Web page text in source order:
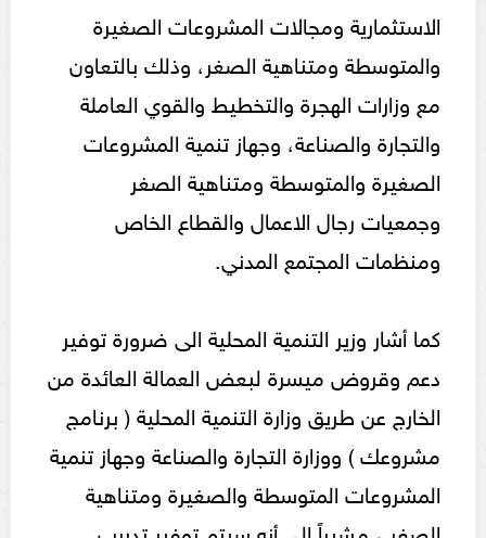
الاستثمارية ومجالات المشروعات الصغيرة
والمتوسطة ومتناهية الصغر، وذلك بالتعاون
مع وزارات الهجرة والتخطيط والقوي العاملة
والتجارة والصناعة، وجهاز تنمية المشروعات
الصغيرة والمتوسطة ومتناهية الصغر
وجمعيات رجال الاعمال والقطاع الخاص
ومنظمات المجتمع المدني.
كما أشار وزير التنمية المحلية الى ضرورة توفير
دعم وقروض ميسرة لبعض العمالة العائدة من
الخارج عن طريق وزارة التنمية المحلية ( برنامج
مشروعك ) ووزارة التجارة والصناعة وجهاز تنمية
المشروعات المتوسطة والصغيرة ومتناهية
الصغر ، مشيراً إلى أنه سيتم توفير تدريب